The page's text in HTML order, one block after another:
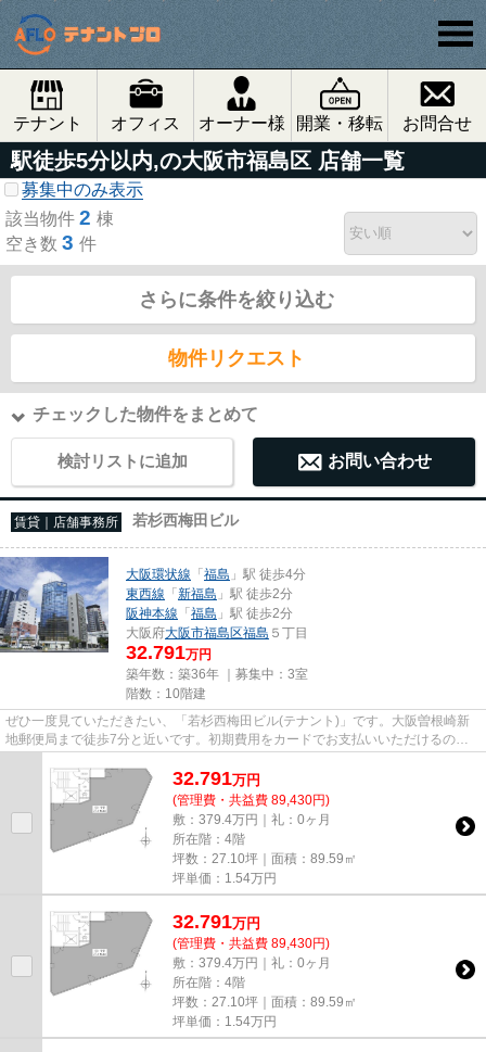
テナント オフィス オーナー様 開業・移転 お問合せ
駅徒歩5分以内,の大阪市福島区 店舗一覧
募集中のみ表示
該当物件 2 棟
空き数 3 件
さらに条件を絞り込む
物件リクエスト
チェックした物件をまとめて
検討リストに追加 お問い合わせ
賃貸｜店舗事務所 若杉西梅田ビル
大阪環状線 「福島 」駅 徒歩4分
東西線 「新福島 」駅 徒歩2分
阪神本線 「福島 」駅 徒歩2分
大阪府大阪市福島区福島 ５丁目
32.791万円
築年数：築36年 ｜募集中： 3室
階数：10階建
ぜひ一度見ていただきたい、「若杉西梅田ビル(テナント)」です。大阪曽根崎新
地郵便局まで徒歩7分と近いです。初期費用をカードでお支払いいただけるの
で、カードで決済したい方にもお...
32.791万円
(管理費・共益費 89,430円)
敷：379.4万円｜礼：0ヶ月
所在階：4階
坪数：27.10坪｜面積：89.59㎡
坪単価： 1.54万円
32.791万円
(管理費・共益費 89,430円)
敷：379.4万円｜礼：0ヶ月
所在階：4階
坪数：27.10坪｜面積：89.59㎡
坪単価： 1.54万円